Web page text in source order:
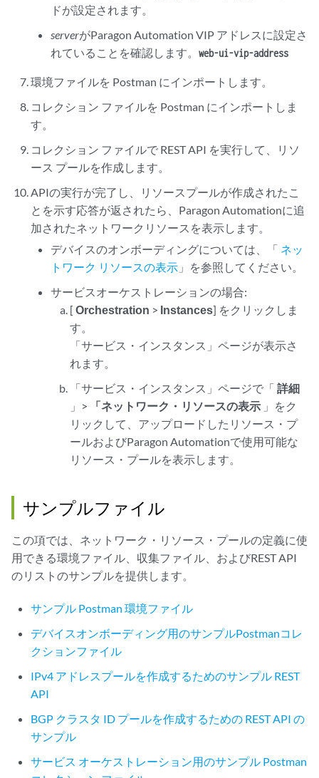
ドが設定されます。
serverがParagon Automation VIP アドレスに設定さ
れていることを確認します。 web-ui-vip-address
環境ファイルを Postman にインポートします。
コレクション ファイルを Postman にインポートしま
す。
コレクション ファイルで REST API を実行して、リソ
ース プールを作成します。
APIの実行が完了し、リソースプールが作成されたこ
とを示す応答が返されたら、Paragon Automationに追
加されたネットワークリソースを表示します。
デバイスのオンボーディングについては、「 ネッ
トワーク リソースの表示」を参照してください。
サービスオーケストレーションの場合:
[Orchestration > Instances] をクリックしま
す。
「サービス・インスタンス」ページが表示さ
れます。
「サービス・インスタンス」ページで「詳細
」>
「ネットワーク・リソースの表示 」をク
リックして、アップロードしたリソース・プ
ールおよびParagon Automationで使用可能な
リソース・プールを表示します。
サンプルファイル
この項では、ネットワーク・リソース・プールの定義に使
用できる環境ファイル、収集ファイル、およびREST API
のリストのサンプルを提供します。
サンプル Postman 環境ファイル
デバイスオンボーディング用のサンプルPostmanコレ
クションファイル
IPv4 アドレスプールを作成するためのサンプル REST
API
BGP クラスタ ID プールを作成するための REST API の
サンプル
サービス オーケストレーション用のサンプル Postman